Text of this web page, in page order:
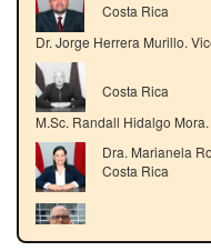
Dr. Jorge Herrera Murillo.
Costa Rica
M.Sc. Randall Hidalgo
Costa Rica
Dra. Marianela
Costa Rica